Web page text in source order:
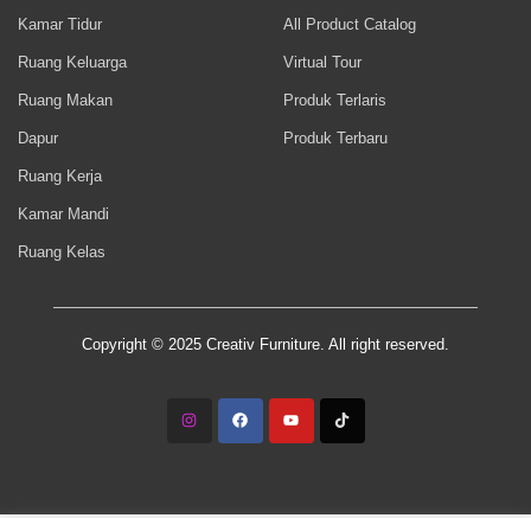
Kamar Tidur
Ruang Keluarga
Ruang Makan
Dapur
Ruang Kerja
Kamar Mandi
Ruang Kelas
All Product Catalog
Virtual Tour
Produk Terlaris
Produk Terbaru
Copyright © 2025 Creativ Furniture. All right reserved.